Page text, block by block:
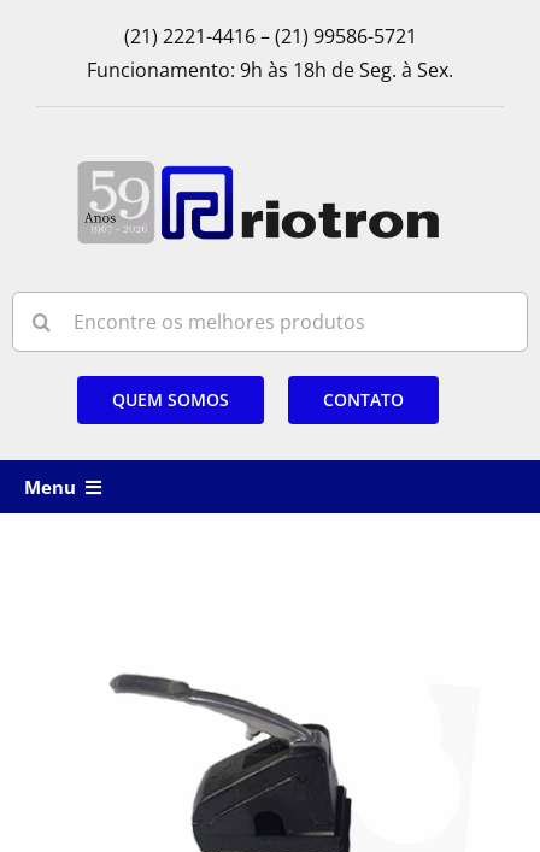
(21) 2221-4416 – (21) 99586-5721
Funcionamento: 9h às 18h de Seg. à Sex.
for:
QUEM SOMOS CONTATO
Menu
MULTIFUNCIONAIS